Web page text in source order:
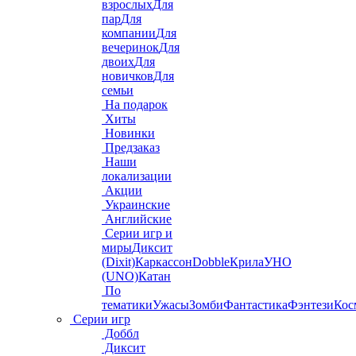
взрослыхДля
парДля
компанииДля
вечеринокДля
двоихДля
новичковДля
семьи
На подарок
Хиты
Новинки
Предзаказ
Наши
локализации
Акции
Украинские
Английские
Серии игр и
мирыДиксит
(Dixit)КаркассонDobbleКрилаУНО
(UNO)Катан
По
тематикиУжасыЗомбиФантастикаФэнтези
Серии игр
Доббл
Диксит